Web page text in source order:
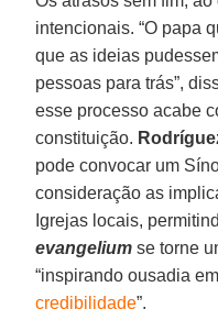
intencionais. “O papa
que as ideias
pessoas para trás”,
esse processo acabe
constituição.
pode convocar um
consideração as
Igrejas locais,
evangelium se torne
“inspirando ousadia
credibilidade”.